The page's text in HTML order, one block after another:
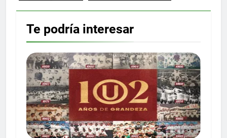
Te podría interesar